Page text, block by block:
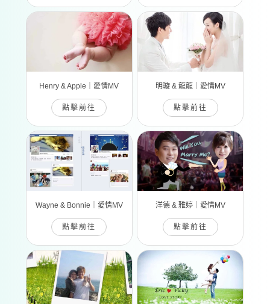
Henry & Apple｜愛情MV
點擊前往
明璇 & 龍龍｜愛情MV
點擊前往
Wayne & Bonnie｜愛情MV
點擊前往
洋德 & 雅婷｜愛情MV
點擊前往